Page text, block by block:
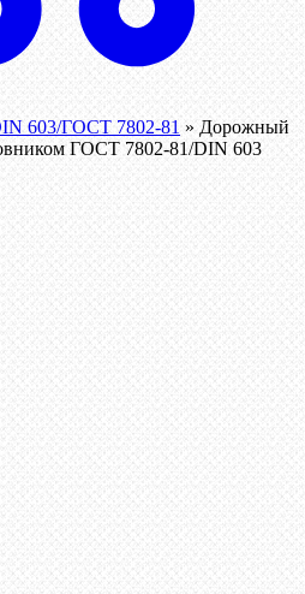
603/ГОСТ 7802-81 » Дорожный
ГОСТ 7802-81/DIN 603